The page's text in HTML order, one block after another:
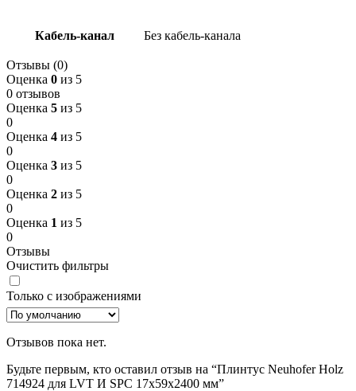
Кабель-канал Без кабель-канала
Отзывы (0)
Оценка 0 из 5
0 отзывов
Оценка 5 из 5
0
Оценка 4 из 5
0
Оценка 3 из 5
0
Оценка 2 из 5
0
Оценка 1 из 5
0
Отзывы
Очистить фильтры
Только с изображениями
Отзывов пока нет.
Будьте первым, кто оставил отзыв на “Плинтус Neuhofer Holz
714924 для LVT И SPC 17x59x2400 мм”